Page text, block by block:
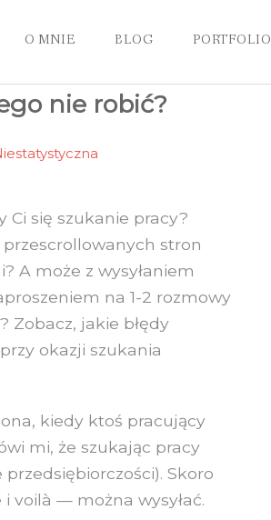
O MNIE BLOG PORTFOLIO
nie robić?
Ci się szukanie pracy?
stron
A może z wysyłaniem
na 1-2 rozmowy
Zobacz, jakie błędy
okazji szukania
kiedy ktoś pracujący
mi, że szukając pracy
Skoro
voilà — można wysyłać.